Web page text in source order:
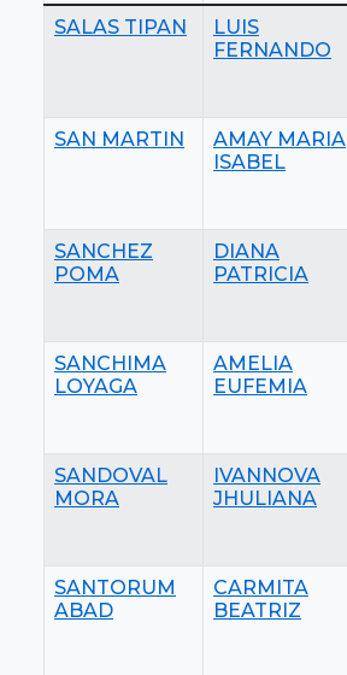
SALAS TIPAN
LUIS
FERNANDO
SAN MARTIN
AMAY MARIA
ISABEL
SANCHEZ
POMA
DIANA
PATRICIA
SANCHIMA
LOYAGA
AMELIA
EUFEMIA
SANDOVAL
MORA
IVANNOVA
JHULIANA
SANTORUM
ABAD
CARMITA
BEATRIZ